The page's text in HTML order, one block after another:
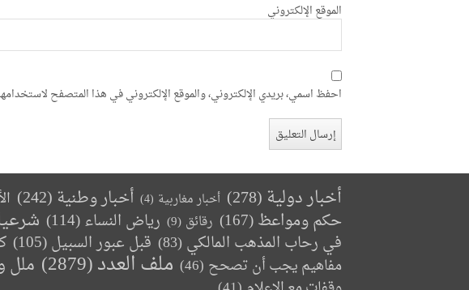
الموقع الإلكتروني
احفظ اسمي، بريدي الإلكتروني، والموقع الإلكتروني في هذا المتصفح
أخبار دولية (278) أخبار مغاربية (4) أخبار وطنية(242)
حكم ومواعظ(167) رقائق (9) رياض النساء(114)
في رحاب المذهب المالكي (83) قبل عبور السبيل(105)
مفاهيم يجب أن تصحح (46) ملف العدد(2879) ملل